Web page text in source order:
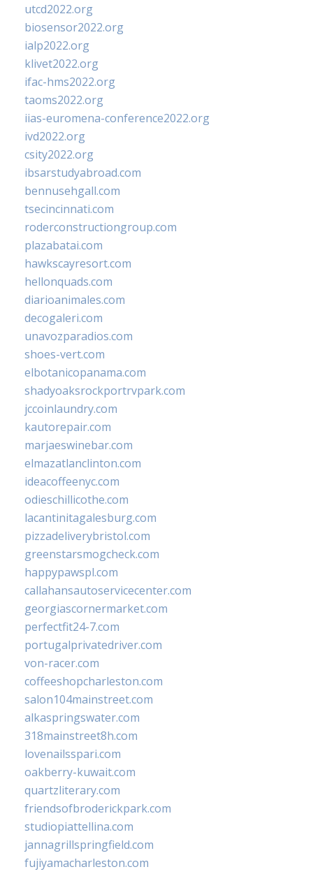
utcd2022.org
biosensor2022.org
ialp2022.org
klivet2022.org
ifac-hms2022.org
taoms2022.org
iias-euromena-conference2022.org
ivd2022.org
csity2022.org
ibsarstudyabroad.com
bennusehgall.com
tsecincinnati.com
roderconstructiongroup.com
plazabatai.com
hawkscayresort.com
hellonquads.com
diarioanimales.com
decogaleri.com
unavozparadios.com
shoes-vert.com
elbotanicopanama.com
shadyoaksrockportrvpark.com
jccoinlaundry.com
kautorepair.com
marjaeswinebar.com
elmazatlanclinton.com
ideacoffeenyc.com
odieschillicothe.com
lacantinitagalesburg.com
pizzadeliverybristol.com
greenstarsmogcheck.com
happypawspl.com
callahansautoservicecenter.com
georgiascornermarket.com
perfectfit24-7.com
portugalprivatedriver.com
von-racer.com
coffeeshopcharleston.com
salon104mainstreet.com
alkaspringswater.com
318mainstreet8h.com
lovenailsspari.com
oakberry-kuwait.com
quartzliterary.com
friendsofbroderickpark.com
studiopiattellina.com
jannagrillspringfield.com
fujiyamacharleston.com